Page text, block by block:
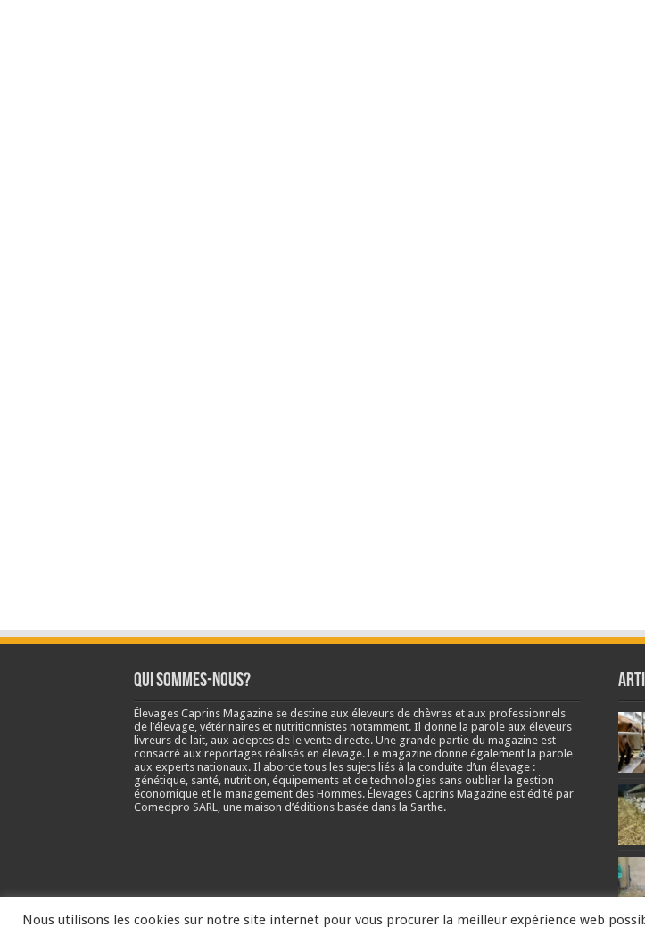
Qui sommes-nous?
Élevages Caprins Magazine se destine aux éleveurs de chèvres et aux professionnels
de l’élevage, vétérinaires et nutritionnistes notamment. Il donne la parole aux éleveurs
livreurs de lait, aux adeptes de le vente directe. Une grande partie du magazine est
consacré aux reportages réalisés en élevage. Le magazine donne également la parole
aux experts nationaux. Il aborde tous les sujets liés à la conduite d’un élevage :
génétique, santé, nutrition, équipements et de technologies sans oublier la gestion
économique et le management des Hommes. Élevages Caprins Magazine est édité par
Comedpro SARL, une maison d’éditions basée dans la Sarthe.
Nous utilisons les cookies sur notre site internet pour vous procurer la meilleur expérience web